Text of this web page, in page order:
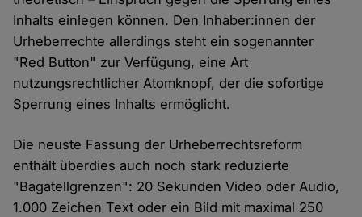
Inhalts einlegen können. Den Inhaber:innen der
Urheberrechte allerdings steht ein sogenannter
"Red Button" zur Verfügung, eine Art
nutzungsrechtlicher Atomknopf, der die sofortige
Sperrung eines Inhalts ermöglicht.
Die neuste Fassung der Urheberrechtsreform
enthält überdies auch noch stark reduzierte
"Bagatellgrenzen": 20 Sekunden Video oder Audio,
1.000 Zeichen Text oder ein Bild mit maximal 250